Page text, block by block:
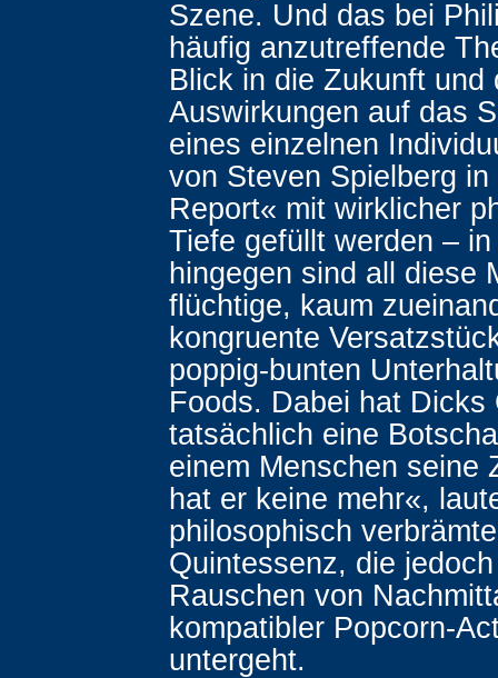
Szene. Und das bei
häufig anzutreffende
Blick in die Zukunft und
Auswirkungen auf das
eines einzelnen
von Steven Spielberg
Report« mit wirklicher
Tiefe gefüllt werden –
hingegen sind all diese
flüchtige, kaum
kongruente
poppig-bunten
Foods. Dabei hat Dicks
tatsächlich eine
einem Menschen seine
hat er keine mehr«,
philosophisch verbrämte
Quintessenz, die
Rauschen von
kompatibler Popcorn-
untergeht.